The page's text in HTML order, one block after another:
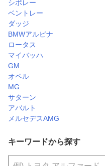
シボレー
ベントレー
ダッジ
BMWアルピナ
ロータス
マイバッハ
GM
オペル
MG
サターン
アバルト
メルセデスAMG
キーワードから探す